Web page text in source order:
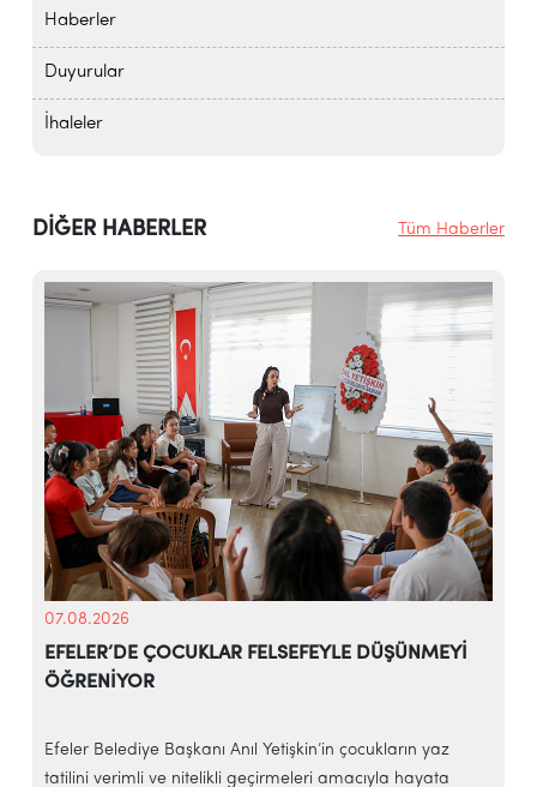
Haberler
Duyurular
İhaleler
DİĞER HABERLER Tüm Haberler
07.08.2026
EFELER’DE ÇOCUKLAR FELSEFEYLE DÜŞÜNMEYİ
ÖĞRENİYOR
Efeler Belediye Başkanı Anıl Yetişkin’in çocukların yaz
tatilini verimli ve nitelikli geçirmeleri amacıyla hayata